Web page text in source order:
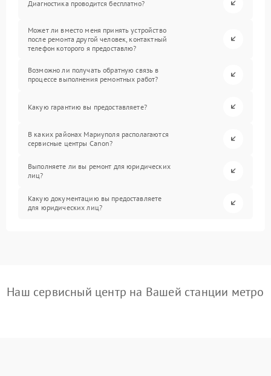
Диагностика проводится бесплатно?
Может ли вместо меня принять устройство
после ремонта другой человек, контактный
телефон которого я предоставлю?
Возможно ли получать обратную связь в
процессе выполнения ремонтных работ?
Какую гарантию вы предоставляете?
В каких районах Мариуполя располагаются
сервисные центры Canon?
Выполняете ли вы ремонт для юридических
лиц?
Какую документацию вы предоставляете
для юридических лиц?
Наш сервисный центр на Вашей станции метро